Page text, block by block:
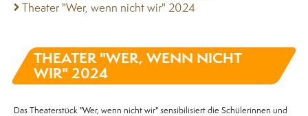
Theater "Wer, wenn nicht wir" 2024
THEATER "WER, WENN NICHT
WIR" 2024
Das Theaterstück "Wer, wenn nicht wir" sensibilisiert die Schülerinnen und